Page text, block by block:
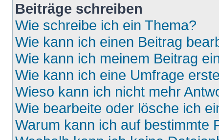
Beiträge schreiben
Wie schreibe ich ein Thema?
Wie kann ich einen Beitrag
Wie kann ich meinem Beitrag
Wie kann ich eine Umfrage
Wieso kann ich nicht mehr
Wie bearbeite oder lösche ich
Warum kann ich auf bestimmte